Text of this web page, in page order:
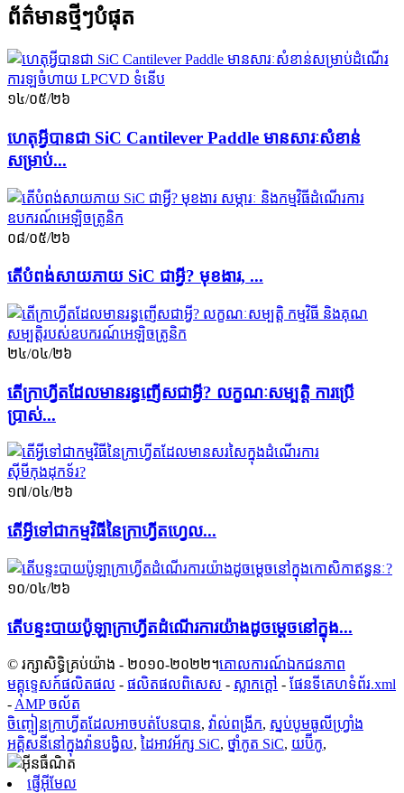
ព័ត៌មានថ្មីៗបំផុត
១៤/០៥/២៦
ហេតុអ្វីបានជា SiC Cantilever Paddle មានសារៈសំខាន់
សម្រាប់...
០៨/០៥/២៦
តើបំពង់សាយភាយ SiC ជាអ្វី? មុខងារ, ...
២៤/០៤/២៦
តើក្រាហ្វីតដែលមានរន្ធញើសជាអ្វី? លក្ខណៈសម្បត្តិ ការប្រើ
ប្រាស់...
១៧/០៤/២៦
តើ​អ្វី​ទៅ​ជា​កម្មវិធី​នៃ​ក្រាហ្វីត​ហ្វេល...
១០/០៤/២៦
តើបន្ទះបាយប៉ូឡាក្រាហ្វីតដំណើរការយ៉ាងដូចម្តេចនៅក្នុង...
© រក្សាសិទ្ធិគ្រប់យ៉ាង - ២០១០-២០២២។គោលការណ៍ឯកជនភាព
មគ្គុទ្ទេសក៍ផលិតផល - ផលិតផលពិសេស - ស្លាក​ក្តៅ - ផែនទីគេហទំព័រ.xml
- AMP ចល័ត
ចិញ្ចៀនក្រាហ្វីតដែលអាចបត់បែនបាន, វ៉ាល់ពង្រីក, ស្នប់បូមធូលីហ្វ្រាំង
អគ្គិសនីនៅក្នុងវ៉ានបង្វិល, ដៃអាវអ័ក្ស SiC, ថ្នាំកូត SiC, យប៊ីកូ,
ផ្ញើអ៊ីមែល